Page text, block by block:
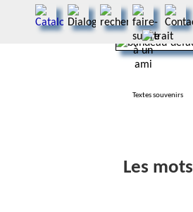
Textes souvenirs
Les mots